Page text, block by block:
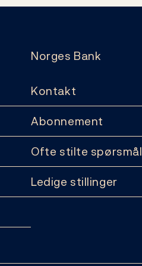
Norges Bank
Kontakt
Abonnement
Ofte stilte spørsmål
Ledige stillinger